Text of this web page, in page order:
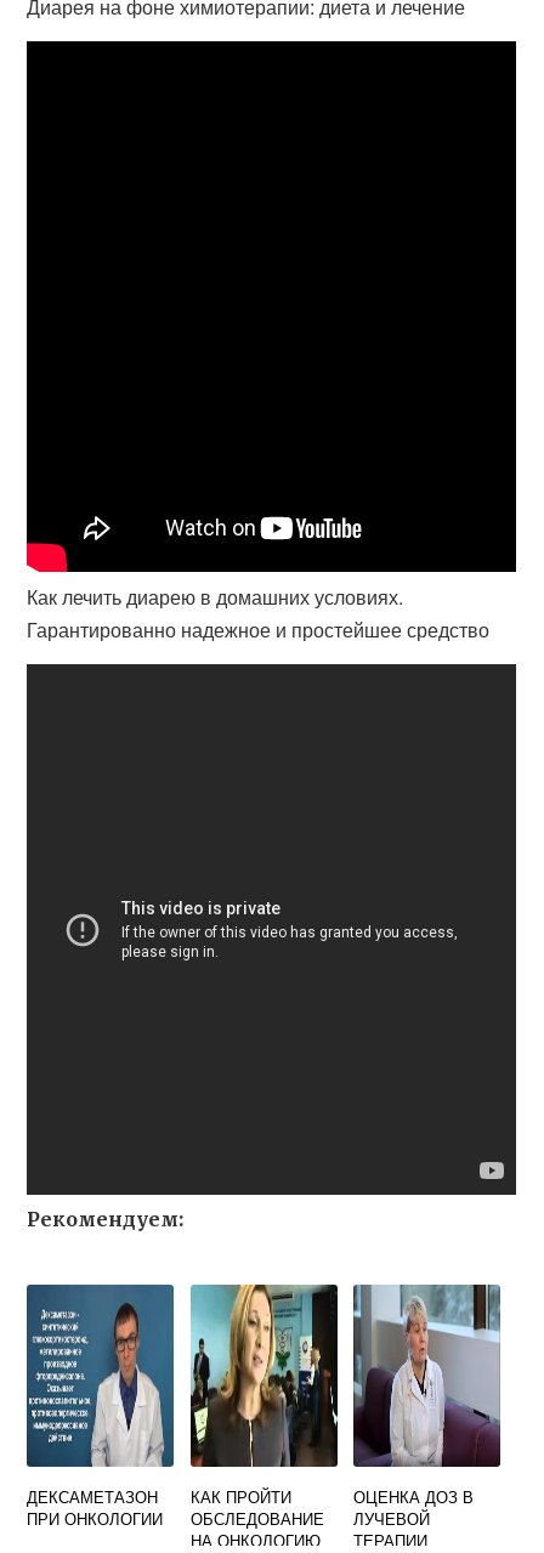
Диарея на фоне химиотерапии: диета и лечение
Как лечить диарею в домашних условиях.
Гарантированно надежное и простейшее средство
Рекомендуем:
ДЕКСАМЕТАЗОН
ПРИ ОНКОЛОГИИ
КАК ПРОЙТИ
ОБСЛЕДОВАНИЕ
НА ОНКОЛОГИЮ
ОЦЕНКА ДОЗ В
ЛУЧЕВОЙ
ТЕРАПИИ